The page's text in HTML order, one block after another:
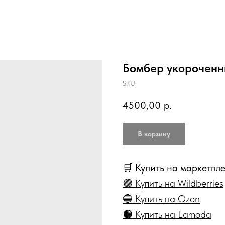
Бомбер
SKU:
4500,00 р.
В корзину
🛒 Купить на
🟣 Купить на Wildberries
🔵 Купить на Ozon
🟠 Купить на Lamoda